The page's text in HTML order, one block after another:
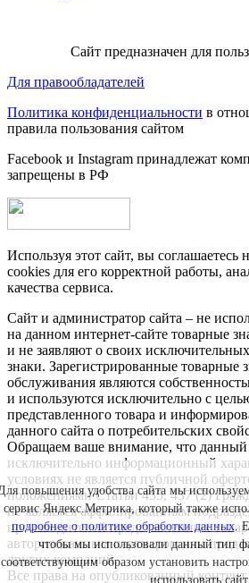
Сайт предназначен для
Для правообладателей
Политика конфиденциальности в
правила пользования сайтом
Facebook и Instagram принадлежат
запрещены в РФ
Используя этот сайт, вы соглашаетесь
cookies для его корректной работы,
качества сервиса.
Сайт и администратор сайта – не
на данном интернет-сайте товарные
и не заявляют о своих
знаки. Зарегистрированные товарные
обслуживания являются
и используются исключительно с
представленного товара и
данного сайта о потребительских
Обращаем ваше внимание, что данный
исключительно информационный
условиях не является публичной
положениями Статьи 435, 437 (2)
не является аффилированным
производителей представленных
авторизованным партнером или
других компаний.
Все права на опубликованный
повышения удобства сайта мы
сервис Яндекс.Метрика, который также
подробнее о политике обработки данных.
чтобы мы использовали данный тип
соответствующим образом установить
использовать сайт.